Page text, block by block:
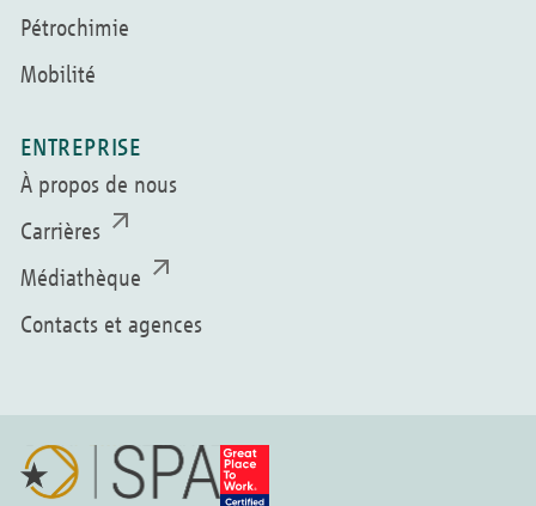
Pétrochimie
Mobilité
ENTREPRISE
À propos de nous
Carrières
Médiathèque
Contacts et agences